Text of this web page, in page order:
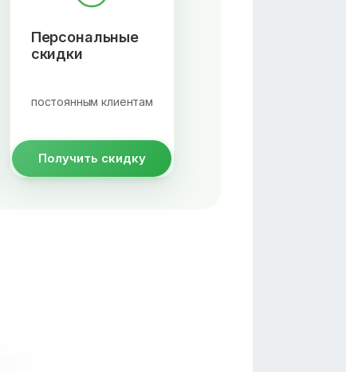
Персональные
скидки
постоянным клиентам
Получить скидку